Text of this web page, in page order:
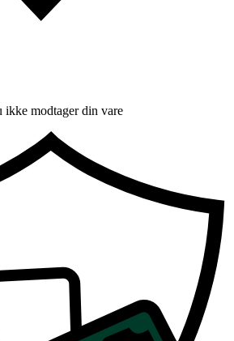
ikke modtager din vare